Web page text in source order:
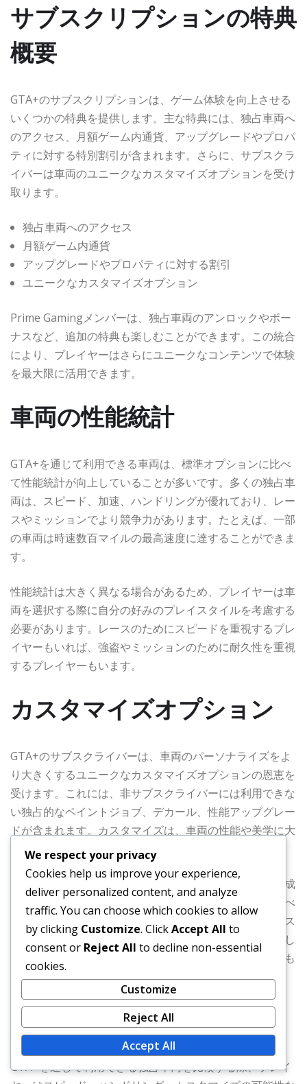
サブスクリプションの特典
概要
GTA+のサブスクリプションは、ゲーム体験を向上させる
いくつかの特典を提供します。主な特典には、独占車両へ
のアクセス、月額ゲーム内通貨、アップグレードやプロパ
ティに対する特別割引が含まれます。さらに、サブスクラ
イバーは車両のユニークなカスタマイズオプションを受け
取ります。
独占車両へのアクセス
月額ゲーム内通貨
アップグレードやプロパティに対する割引
ユニークなカスタマイズオプション
Prime Gamingメンバーは、独占車両のアンロックやボー
ナスなど、追加の特典も楽しむことができます。この統合
により、プレイヤーはさらにユニークなコンテンツで体験
を最大限に活用できます。
車両の性能統計
GTA+を通じて利用できる車両は、標準オプションに比べ
て性能統計が向上していることが多いです。多くの独占車
両は、スピード、加速、ハンドリングが優れており、レー
スやミッションでより競争力があります。たとえば、一部
の車両は時速数百マイルの最高速度に達することができま
す。
性能統計は大きく異なる場合があるため、プレイヤーは車
両を選択する際に自分の好みのプレイスタイルを考慮する
必要があります。レースのためにスピードを重視するプレ
イヤーもいれば、強盗やミッションのために耐久性を重視
するプレイヤーもいます。
カスタマイズオプション
GTA+のサブスクライバーは、車両のパーソナライズをよ
り大きくするユニークなカスタマイズオプションの恩恵を
受けます。これには、非サブスクライバーには利用できな
い独占的なペイントジョブ、デカール、性能アップグレー
ドが含まれます。カスタマイズは、車両の性能や美学に大
きな影響を与えることができます。
プレイヤーは、ゲームプレイスタイルに合った車両を作成
するために、利用可能なすべてのオプションを探求するべ
きです。たとえば、レースに焦点を当てたプレイヤーはス
ピードの向上を優先するかもしれませんが、戦闘に従事し
ているプレイヤーは装甲のアップグレードを選択するかも
しれません。
車両の比較
GTA+を通じて利用できる独占車両を比較する際、プレイ
We respect your privacy
Cookies help us improve your experience,
deliver personalized content, and analyze
traffic. You can choose which cookies to allow
by clicking Customize. ClickAccept All to
consent or Reject All to decline non-essential
cookies.
Customize
Reject All
Accept All